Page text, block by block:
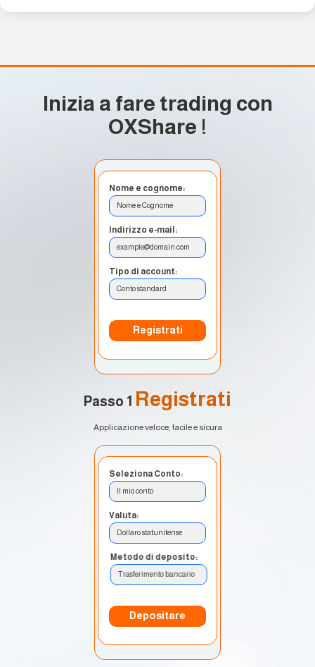
Inizia a fare trading con
OXShare !
Nome e cognome:
Nome e Cognome
Indirizzo e-mail:
example@domain.com
Tipo di account:
Conto standard
Registrati
Passo 1 Registrati
Applicazione veloce, facile e sicura
Seleziona Conto:
Il mio conto
Valuta:
Dollaro statunitense
Metodo di deposito:
Trasferimento bancario
Depositare